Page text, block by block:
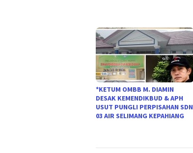
*KETUM OMBB M. DIAMIN
DESAK KEMENDIKBUD & APH
USUT PUNGLI PERPISAHAN SDN
03 AIR SELIMANG KEPAHIANG